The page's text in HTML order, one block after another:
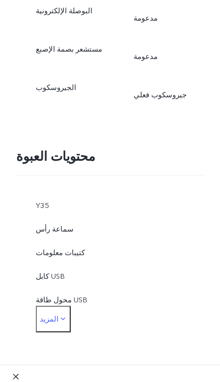
البوصلة الإلكترونية
مدعومة
مستشعر بصمة الإصبع
مدعومة
الجيروسكوب
جيروسكوب فعلي
محتويات العبوة
Y35
سماعة رأس
كتيبات معلومات
كابل USB
محول طاقة USB
أداة إخراج البطاقات
المزيد